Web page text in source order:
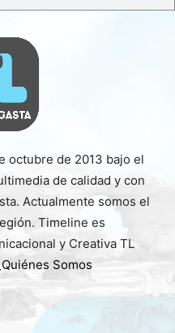
octubre de 2013 bajo el
de calidad y con
Actualmente somos el
Timeline es
y Creativa TL
Somos